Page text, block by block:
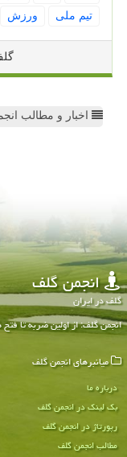
تیم ملی
ورزش
اخبار و مطالب
انجمن گلف
گلف در ایران
انجمن گلف: از اولین ضربه تا
میانبرهای انجمن گلف
درباره ما
بک لینک در انجمن گلف
رپورتاژ در انجمن گلف
مطالب انجمن گلف